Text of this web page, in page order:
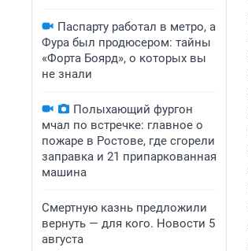
Паспарту работал в метро, а
Фура был продюсером: тайны
«Форта Боярд», о которых вы
не знали
Полыхающий фургон
мчал по встречке: главное о
пожаре в Ростове, где сгорели
заправка и 21 припаркованная
машина
Смертную казнь предложили
вернуть — для кого. Новости 5
августа